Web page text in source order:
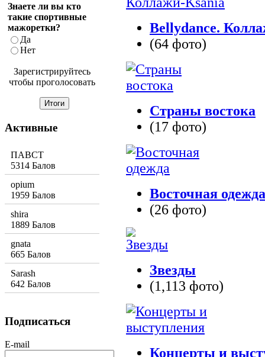
Bellydance.
(64 фото)
Страны востока
(17 фото)
Восточная одежда
(26 фото)
Звезды
(1,113 фото)
Концерты и
Знаете ли вы кто
такие спортивные
мажоретки?
Да
Нет
Зарегистрируйтесь
чтобы проголосовать
Активные
ПАВСТ
5314 Балов
opium
1959 Балов
shira
1889 Балов
gnata
665 Балов
Sarash
642 Балов
Подписаться
E-mail